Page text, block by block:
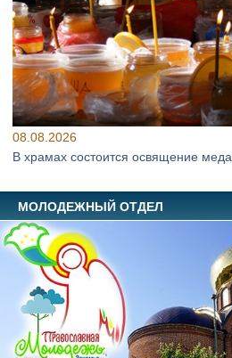
08.08.2026
В храмах состоится освящение меда
МОЛОДЕЖНЫЙ ОТДЕЛ